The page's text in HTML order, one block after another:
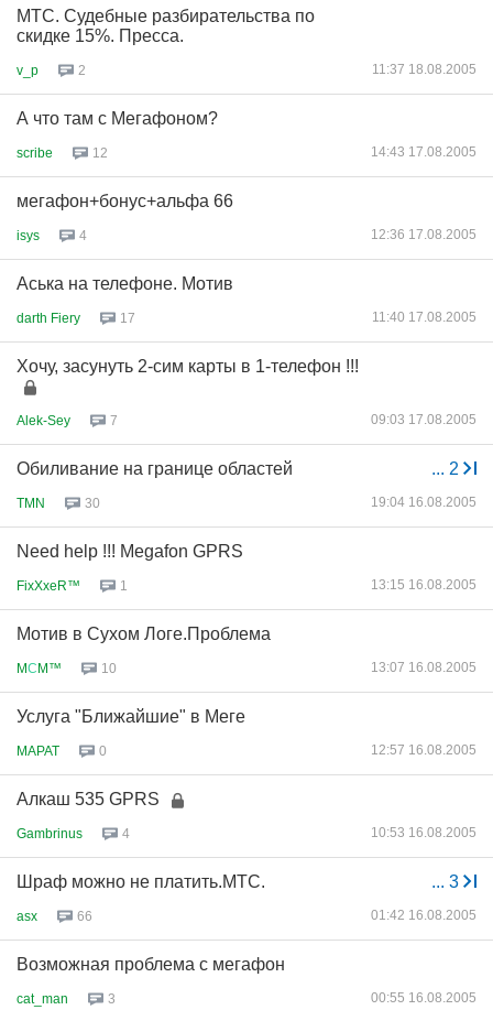
МТС. Судебные разбирательства по
скидке 15%. Пресса.
v_p 2 11:37 18.08.2005
А что там с Мегафоном?
scribe 12 14:43 17.08.2005
мегафон+бонус+альфа 66
isys 4 12:36 17.08.2005
Аська на телефоне. Мотив
darth Fiery 17 11:40 17.08.2005
Хочу, засунуть 2-сим карты в 1-телефон !!!
Alek-Sey 7 09:03 17.08.2005
... 2
Обиливание на границе областей
TMN 30 19:04 16.08.2005
Need help !!! Megafon GPRS
FixXxeR™ 1 13:15 16.08.2005
Мотив в Сухом Логе.Проблема
MСM™ 10 13:07 16.08.2005
Услуга "Ближайшие" в Меге
MAPAT 0 12:57 16.08.2005
Алкаш 535 GPRS
Gambrinus 4 10:53 16.08.2005
... 3
Шраф можно не платить.МТС.
asx 66 01:42 16.08.2005
Возможная проблема с мегафон
cat_man 3 00:55 16.08.2005